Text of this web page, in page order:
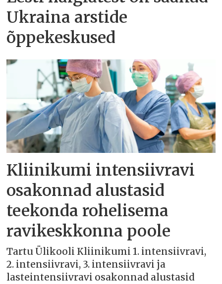
Ukraina arstide
õppekeskused
Kliinikumi intensiivravi
osakonnad alustasid
teekonda rohelisema
ravikeskkonna poole
Tartu Ülikooli Kliinikumi 1. intensiivravi,
2. intensiivravi, 3. intensiivravi ja
lasteintensiivravi osakonnad alustasid